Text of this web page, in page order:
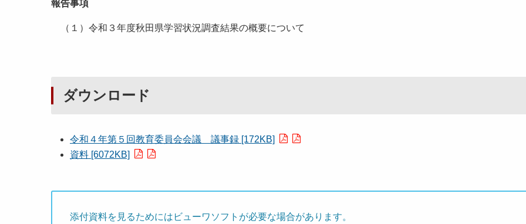
報告事項
（１）令和３年度秋田県学習状況調査結果の概要について
ダウンロード
令和４年第５回教育委員会会議 議事録 [172KB]
資料 [6072KB]
添付資料を見るためにはビューワソフトが必要な場合があります。